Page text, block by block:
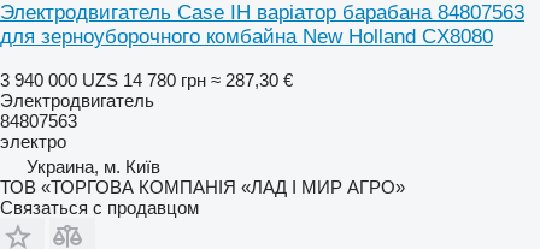
Электродвигатель Case IH варіатор барабана 84807563
для зерноуборочного комбайна New Holland CX8080
3 940 000 UZS 14 780 грн ≈ 287,30 €
Электродвигатель
84807563
электро
Украина, м. Київ
ТОВ «ТОРГОВА КОМПАНІЯ «ЛАД І МИР АГРО»
Связаться с продавцом